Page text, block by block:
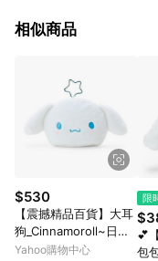
的購回饋活動享Yahoo超
3. 訂單回饋金額將扣除運
價券等虛擬貨幣折抵 4. 大
有相關事證認定您為大宗
相關認定以Yahoo購物中心
相似商品
$530
【震撼精品百貨】大耳
狗_Cinnamoroll~日本S
anrio三麗鷗 大耳狗造
Yahoo購物中心
限
💕
包